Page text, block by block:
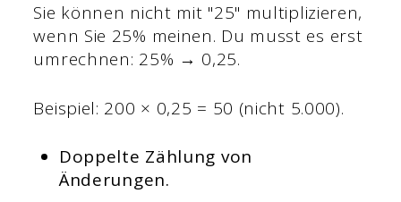
Sie können nicht mit "25" multiplizieren,
wenn Sie 25% meinen. Du musst es erst
umrechnen: 25% → 0,25.
Beispiel: 200 × 0,25 = 50 (nicht 5.000).
Doppelte Zählung von
Änderungen.